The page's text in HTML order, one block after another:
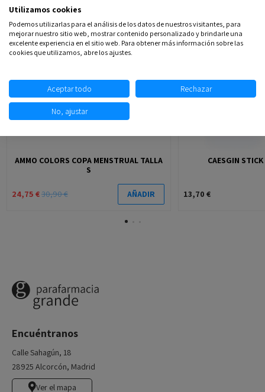
-19,9%
AMMO COLORS COPA MENSTRUAL TALLA
S
24,75 €30,90 € AÑADIR
CAESGIN
13,70 €
Encuéntranos
Calle Sahagún, 18
28925 Alcorcón, Madrid
Ver el mapa
Utilizamos cookies
Podemos utilizarlas para el análisis de los datos de nuestros visitantes, para
mejorar nuestro sitio web, mostrar contenido personalizado y brindarle una
excelente experiencia en el sitio web. Para obtener más información sobre las
cookies que utilizamos, abre los ajustes.
Aceptar todo Rechazar
No, ajustar